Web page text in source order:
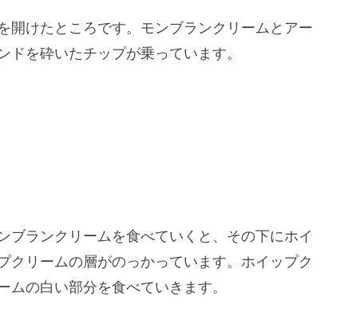
開けたところです。モンブランクリームとアー
ドを砕いたチップが乗っています。
ブランクリームを食べていくと、その下にホイ
クリームの層がのっかっています。ホイップク
ムの白い部分を食べていきます。